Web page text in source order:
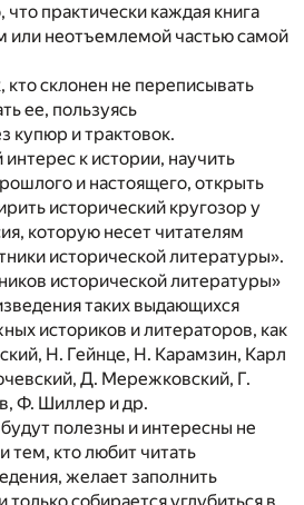
практически каждая книга
или неотъемлемой частью самой
кто склонен не переписывать
ее, пользуясь
купюр и трактовок.
к истории, научить
и настоящего, открыть
исторический кругозор у
которую несет читателям
исторической литературы».
исторической литературы»
таких выдающихся
историков и литераторов, как
Н. Гейнце, Н. Карамзин, Карл
Д. Мережковский, Г.
Ф. Шиллер и др.
полезны и интересны не
тем, кто любит читать
желает заполнить